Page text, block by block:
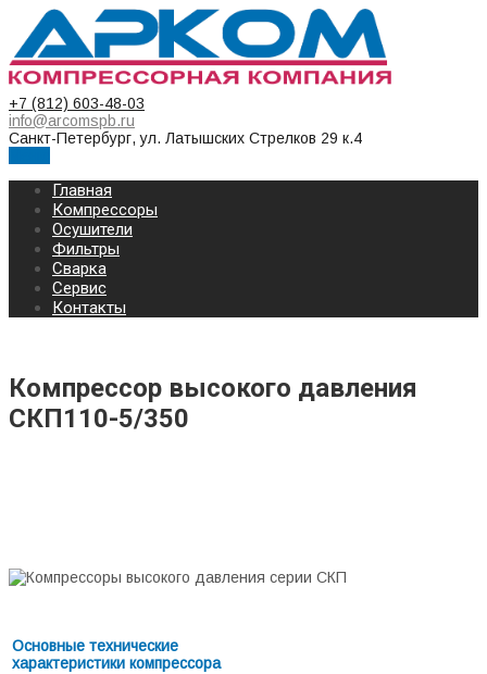
+7 (812) 603-48-03
info@arcomspb.ru
Санкт-Петербург, ул. Латышских Стрелков 29 к.4
Главная
Компрессоры
Осушители
Фильтры
Сварка
Сервис
Контакты
Компрессор высокого давления
СКП110-5/350
Основные технические
характеристики компрессора